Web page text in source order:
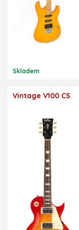
Skladem
Vintage V100 CS